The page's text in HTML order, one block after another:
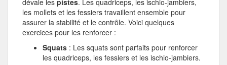
dévale les pistes. Les quadriceps, les ischio-jambiers,
les mollets et les fessiers travaillent ensemble pour
assurer la stabilité et le contrôle. Voici quelques
exercices pour les renforcer :
Squats : Les squats sont parfaits pour renforcer
les quadriceps, les fessiers et les ischio-jambiers.